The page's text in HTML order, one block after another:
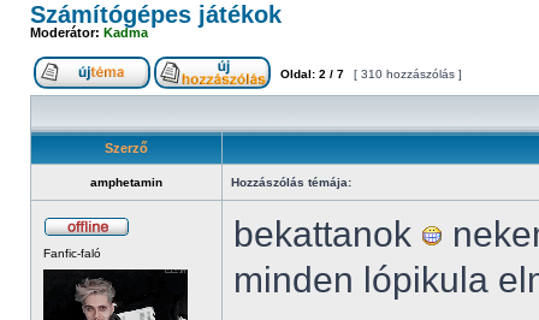
Számítógépes játékok
Moderátor: Kadma
Oldal: 2 / 7 [ 310 hozzászólás ]
Szerző
amphetamin Hozzászólás témája:
Fanfic-faló bekattanok
minden lópikula